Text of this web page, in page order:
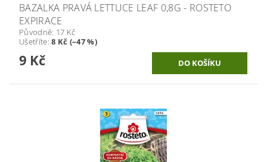
BAZALKA PRAVÁ LETTUCE LEAF 0,8G - ROSTETO
EXPIRACE
Původně: 17 Kč
Ušetříte:8 Kč (–47 %)
9 Kč